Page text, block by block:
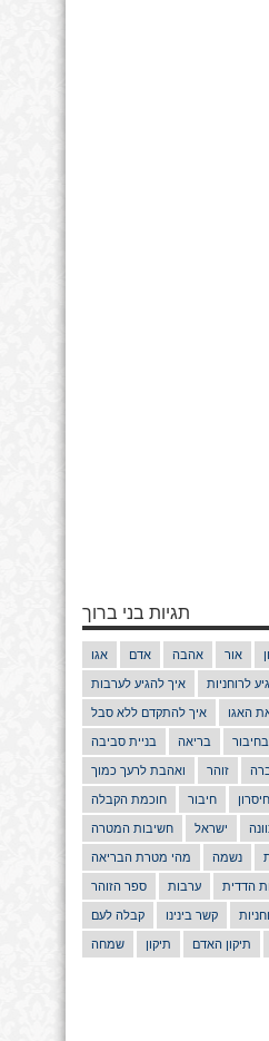
תגיות בני ברוך
אגו אדם אהבה אור
איך להגיע לערבות לרוחניות
איך להתקדם ללא סבל האגו
בניית סביבה בריאה
ואהבת לרעך כמוך זוהר
חוכמת הקבלה חיבור חיסרון
חשיבות המטרה ישראל
מהי מטרת הבריאה נשמה
ספר הזוהר ערבות הדדית
קבלה לעם קשר בינינו
שמחה תיקון תיקון האדם